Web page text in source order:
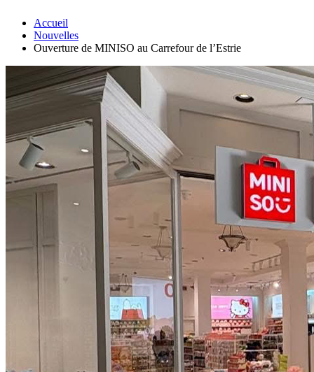
Accueil
Nouvelles
Ouverture de MINISO au Carrefour de l’Estrie